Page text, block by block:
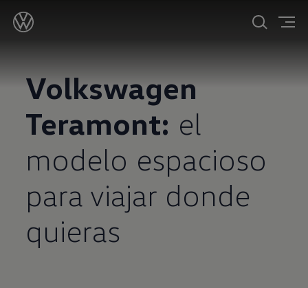
Volkswagen
Teramont: el
modelo espacioso
para viajar donde
quieras